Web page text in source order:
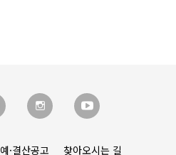
예·결산공고 찾아오시는 길